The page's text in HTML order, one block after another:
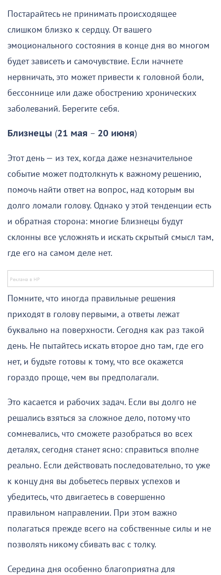
Постарайтесь не принимать происходящее
слишком близко к сердцу. От вашего
эмоционального состояния в конце дня во многом
будет зависеть и самочувствие. Если начнете
нервничать, это может привести к головной боли,
бессоннице или даже обострению хронических
заболеваний. Берегите себя.
Близнецы (21 мая – 20 июня)
Этот день — из тех, когда даже незначительное
событие может подтолкнуть к важному решению,
помочь найти ответ на вопрос, над которым вы
долго ломали голову. Однако у этой тенденции есть
и обратная сторона: многие Близнецы будут
склонны все усложнять и искать скрытый смысл там,
где его на самом деле нет.
Помните, что иногда правильные решения
приходят в голову первыми, а ответы лежат
буквально на поверхности. Сегодня как раз такой
день. Не пытайтесь искать второе дно там, где его
нет, и будьте готовы к тому, что все окажется
гораздо проще, чем вы предполагали.
Это касается и рабочих задач. Если вы долго не
решались взяться за сложное дело, потому что
сомневались, что сможете разобраться во всех
деталях, сегодня станет ясно: справиться вполне
реально. Если действовать последовательно, то уже
к концу дня вы добьетесь первых успехов и
убедитесь, что двигаетесь в совершенно
правильном направлении. При этом важно
полагаться прежде всего на собственные силы и не
позволять никому сбивать вас с толку.
Середина дня особенно благоприятна для